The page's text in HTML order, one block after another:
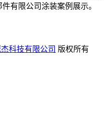
有限公司涂装案例展示。
科技有限公司 版权所有